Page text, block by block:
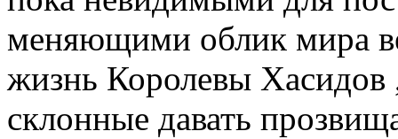
меняющими облик мира
жизнь Королевы Хасидов
склонные давать